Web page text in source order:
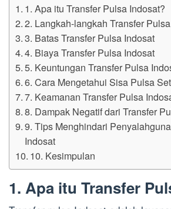
1. Apa itu Transfer Pulsa Indosat?
2. Langkah-langkah Transfer
3. Batas Transfer Pulsa Indosat
4. Biaya Transfer Pulsa Indosat
5. Keuntungan Transfer Pulsa
6. Cara Mengetahui Sisa Pulsa
7. Keamanan Transfer Pulsa
8. Dampak Negatif dari Transfer
9. Tips Menghindari
Indosat
10. Kesimpulan
1. Apa itu Transfer